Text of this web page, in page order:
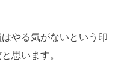
やる気がないという印
思います。